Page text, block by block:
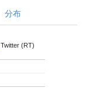
分布
Twitter (RT)